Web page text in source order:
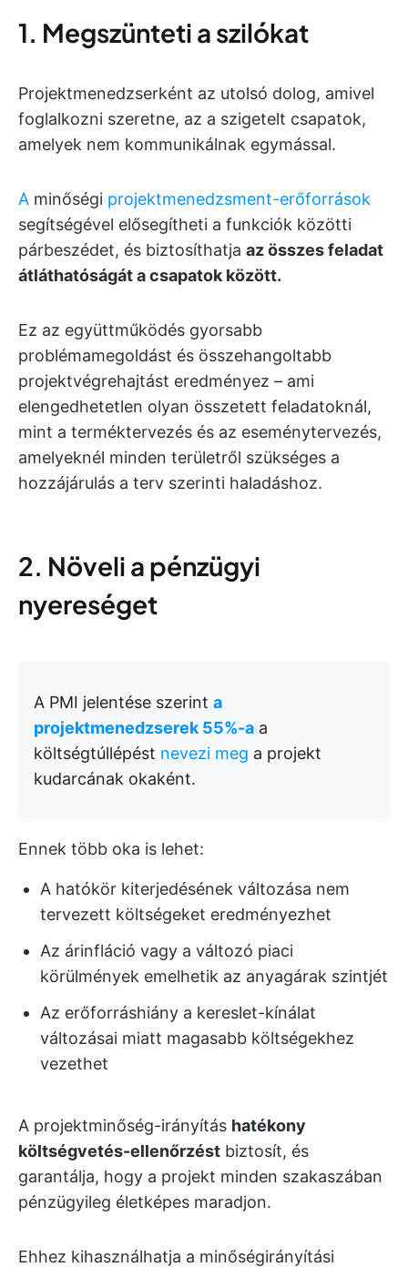
1. Megszünteti a szilókat
Projektmenedzserként az utolsó dolog, amivel
foglalkozni szeretne, az a szigetelt csapatok,
amelyek nem kommunikálnak egymással.
A minőségi projektmenedzsment-erőforrások
segítségével elősegítheti a funkciók közötti
párbeszédet, és biztosíthatja az összes feladat
átláthatóságát a csapatok között.
Ez az együttműködés gyorsabb
problémamegoldást és összehangoltabb
projektvégrehajtást eredményez – ami
elengedhetetlen olyan összetett feladatoknál,
mint a terméktervezés és az eseménytervezés,
amelyeknél minden területről szükséges a
hozzájárulás a terv szerinti haladáshoz.
2. Növeli a pénzügyi
nyereséget
A PMI jelentése szerint a
projektmenedzserek 55%-a a
költségtúllépést nevezi meg a projekt
kudarcának okaként.
Ennek több oka is lehet:
A hatókör kiterjedésének változása nem
tervezett költségeket eredményezhet
Az árinfláció vagy a változó piaci
körülmények emelhetik az anyagárak szintjét
Az erőforráshiány a kereslet-kínálat
változásai miatt magasabb költségekhez
vezethet
A projektminőség-irányítás hatékony
költségvetés-ellenőrzést biztosít, és
garantálja, hogy a projekt minden szakaszában
pénzügyileg életképes maradjon.
Ehhez kihasználhatja a minőségirányítási